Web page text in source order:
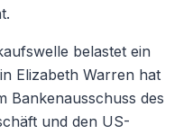
belastet ein
Elizabeth Warren hat
Bankenausschuss des
und den US-